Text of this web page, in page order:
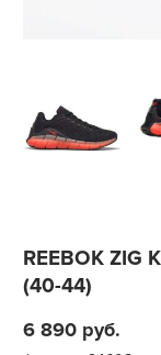
REEBOK
(40-44)
6 890 руб.